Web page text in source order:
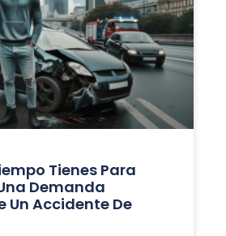
Tienes Para
Demanda
Un Accidente De